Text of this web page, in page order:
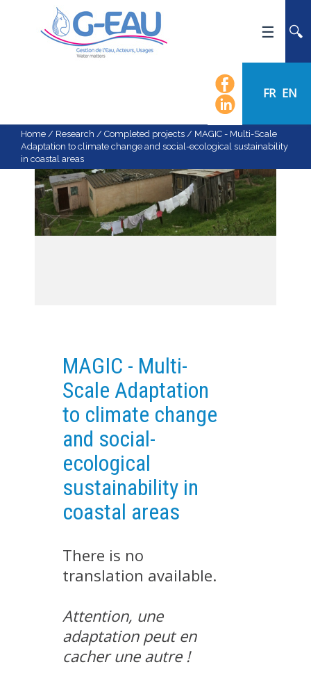
FR EN
NEWS
EVENTS
CALENDAR OF EVENTS
FLOW CHART
STAFF
CURRENT PROJECTS
COMPLETED PROJECTS
UMR NETWORKS
REGULAR SEMINARS
TRAINING COURSES
MASTER
ENGINEERING
DOCTORAL TRAINING
THESES IN PROGRESS
PRODUCTION
METHODS AND TOOLS
SOFTWARE
Home / Research / Completed projects / MAGIC - Multi-Scale
Adaptation to climate change and social-ecological sustainability
in coastal areas
MAGIC - Multi-
Scale Adaptation
to climate change
and social-
ecological
sustainability in
coastal areas
There is no
translation available.
Attention, une
adaptation peut en
cacher une autre !